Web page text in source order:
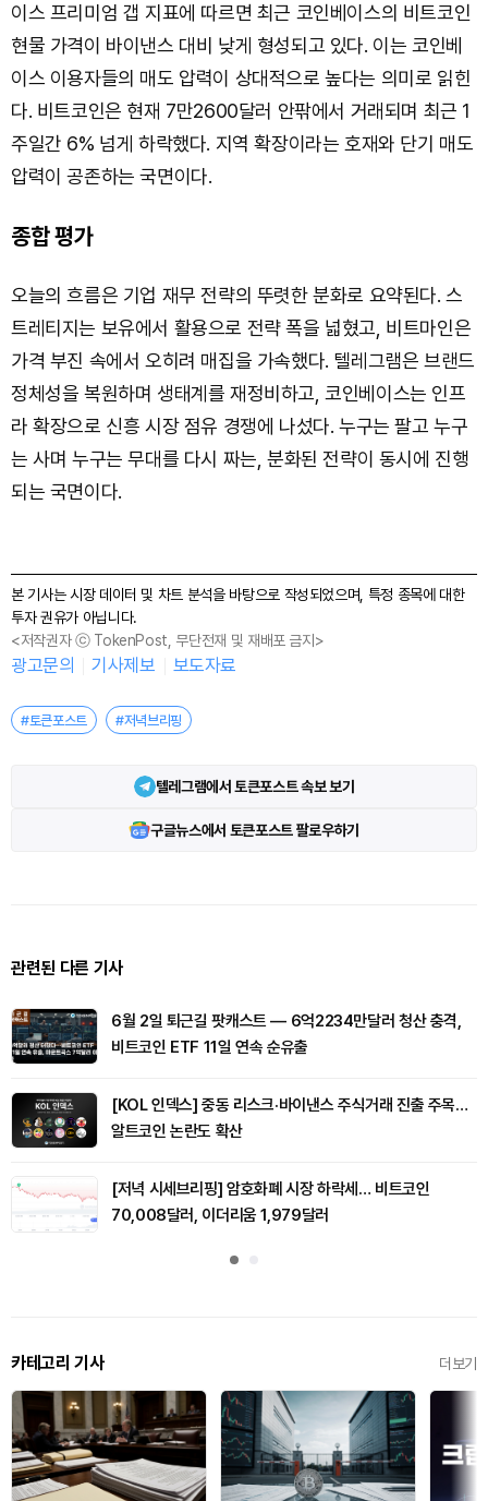
이스 프리미엄 갭 지표에 따르면 최근 코인베이스의 비트코인
현물 가격이 바이낸스 대비 낮게 형성되고 있다. 이는 코인베
이스 이용자들의 매도 압력이 상대적으로 높다는 의미로 읽힌
다. 비트코인은 현재 7만2600달러 안팎에서 거래되며 최근 1
주일간 6% 넘게 하락했다. 지역 확장이라는 호재와 단기 매도
압력이 공존하는 국면이다.
종합 평가
오늘의 흐름은 기업 재무 전략의 뚜렷한 분화로 요약된다. 스
트레티지는 보유에서 활용으로 전략 폭을 넓혔고, 비트마인은
가격 부진 속에서 오히려 매집을 가속했다. 텔레그램은 브랜드
정체성을 복원하며 생태계를 재정비하고, 코인베이스는 인프
라 확장으로 신흥 시장 점유 경쟁에 나섰다. 누구는 팔고 누구
는 사며 누구는 무대를 다시 짜는, 분화된 전략이 동시에 진행
되는 국면이다.
본 기사는 시장 데이터 및 차트 분석을 바탕으로 작성되었으며, 특정 종목에 대한
투자 권유가 아닙니다.
<저작권자 ⓒ TokenPost, 무단전재 및 재배포 금지>
광고문의 기사제보 보도자료
#토큰포스트 #저녁브리핑
텔레그램에서 토큰포스트 속보 보기
구글뉴스에서 토큰포스트 팔로우하기
관련된 다른 기사
6월 2일 퇴근길 팟캐스트 — 6억2234만달러 청산 충격,
비트코인 ETF 11일 연속 순유출
[KOL 인덱스] 중동 리스크·바이낸스 주식거래 진출 주목…
알트코인 논란도 확산
[저녁 시세브리핑] 암호화폐 시장 하락세… 비트코인
70,008달러, 이더리움 1,979달러
카테고리 기사 더보기